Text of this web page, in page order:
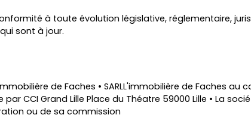
à toute évolution législative, réglementaire,
sont à jour.
de Faches • SARLL'immobilière de Faches au
par CCI Grand Lille Place du Théatre 59000 Lille • La
ou de sa commission